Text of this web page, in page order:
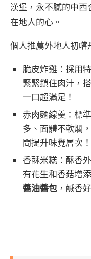
漢堡，永不膩的中
在地人的心。
個人推薦外地人初嚐
脆皮炸雞：採用
緊緊鎖住肉汁，
一口超滿足！
赤肉麵線羹：標
多、面體不軟爛
間提升味覺層次！
香酥米糕：酥香
有花生和香菇增
醬油醬包 ，鹹香